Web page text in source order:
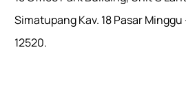
Simatupang Kav. 18 Pasar
12520.